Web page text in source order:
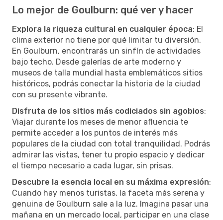
Lo mejor de Goulburn: qué ver y hacer
Explora la riqueza cultural en cualquier época: El
clima exterior no tiene por qué limitar tu diversión.
En Goulburn, encontrarás un sinfín de actividades
bajo techo. Desde galerías de arte moderno y
museos de talla mundial hasta emblemáticos sitios
históricos, podrás conectar la historia de la ciudad
con su presente vibrante.
Disfruta de los sitios más codiciados sin agobios:
Viajar durante los meses de menor afluencia te
permite acceder a los puntos de interés más
populares de la ciudad con total tranquilidad. Podrás
admirar las vistas, tener tu propio espacio y dedicar
el tiempo necesario a cada lugar, sin prisas.
Descubre la esencia local en su máxima expresión:
Cuando hay menos turistas, la faceta más serena y
genuina de Goulburn sale a la luz. Imagina pasar una
mañana en un mercado local, participar en una clase